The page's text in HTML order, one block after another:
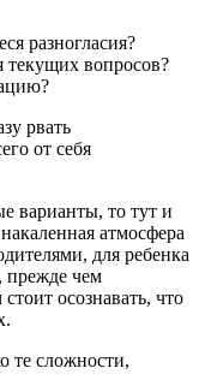
разногласия?
текущих вопросов?
рвать
от себя
варианты, то тут и
атмосфера
для ребенка
прежде чем
осознавать, что
те сложности,